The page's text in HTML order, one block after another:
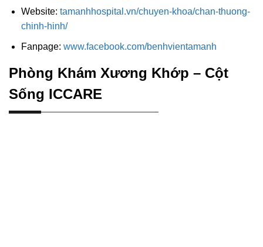
Website: tamanhhospital.vn/chuyen-khoa/chan-thuong-
chinh-hinh/
Fanpage: www.facebook.com/benhvientamanh
Phòng Khám Xương Khớp – Cột
Sống ICCARE